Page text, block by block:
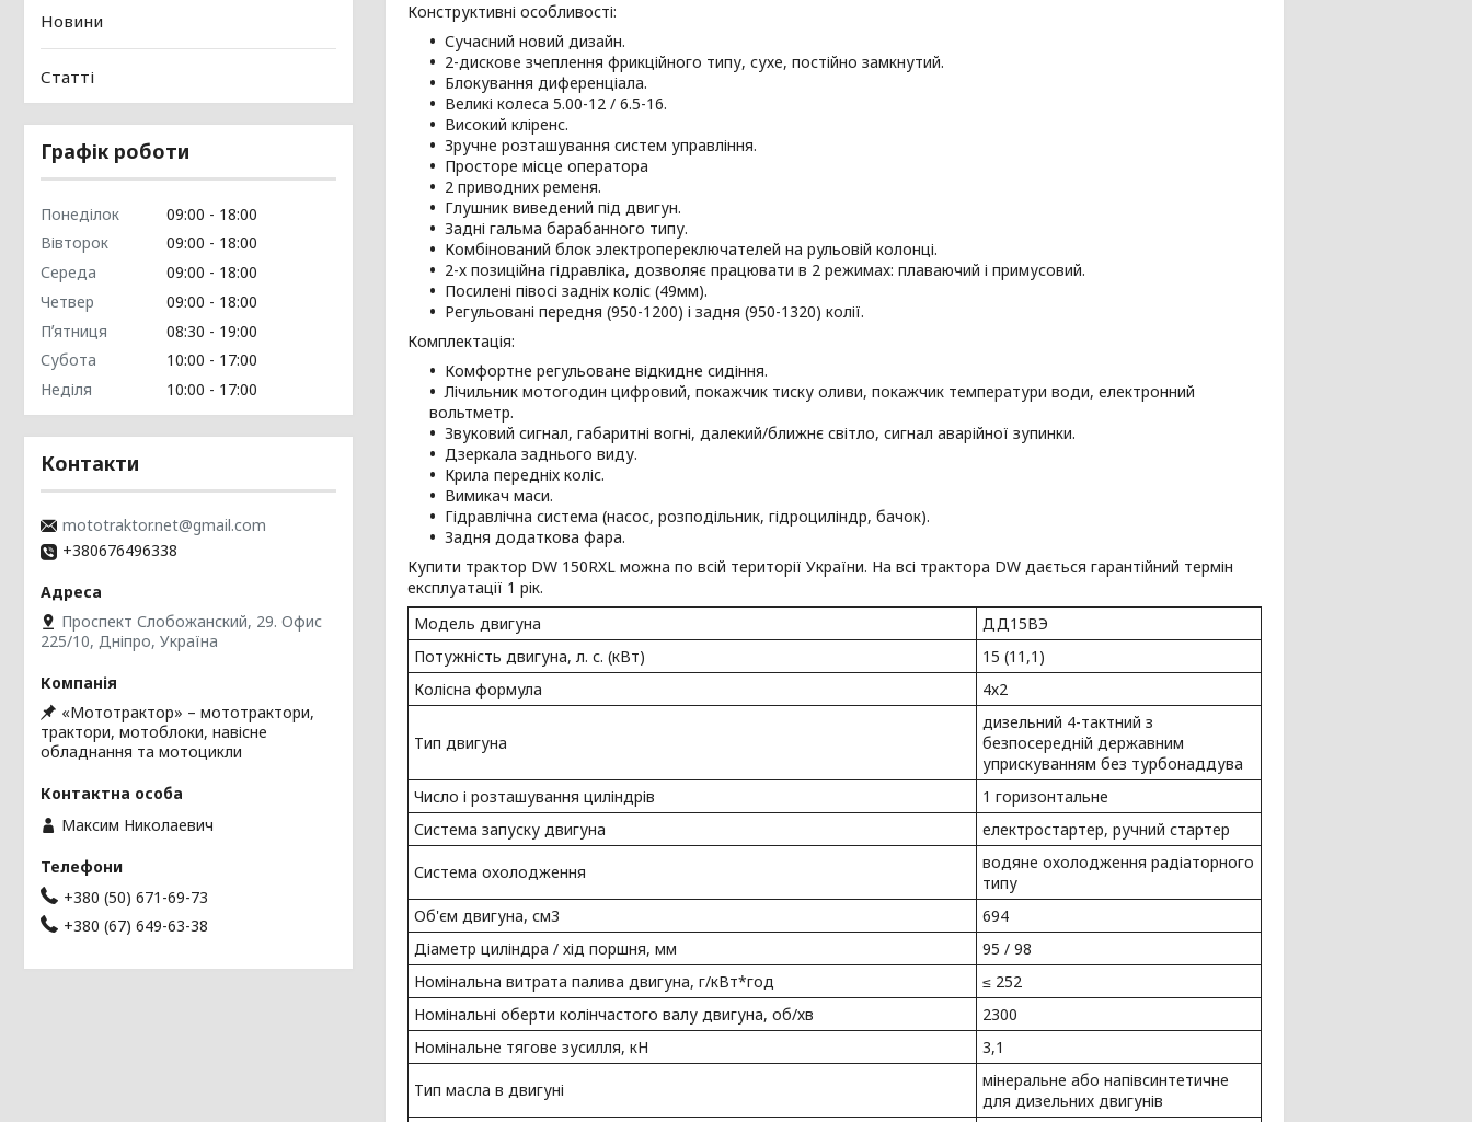
Конструктивні особливості:
Сучасний новий дизайн.
2-дискове зчеплення фрикційного типу, сухе, постійно замкнутий.
Блокування диференціала.
Великі колеса 5.00-12 / 6.5-16.
Високий кліренс.
Зручне розташування систем управління.
Просторе місце оператора
2 приводних ременя.
Глушник виведений під двигун.
Задні гальма барабанного типу.
Комбінований блок электропереключателей на рульовій колонці.
2-х позиційна гідравліка, дозволяє працювати в 2 режимах: плаваючий і примусовий.
Посилені півосі задніх коліс (49мм).
Регульовані передня (950-1200) і задня (950-1320) колії.
Комплектація:
Комфортне регульоване відкидне сидіння.
Лічильник мотогодин цифровий, покажчик тиску оливи, покажчик температури води, електронний
вольтметр.
Звуковий сигнал, габаритні вогні, далекий/ближнє світло, сигнал аварійної зупинки.
Дзеркала заднього виду.
Крила передніх коліс.
Вимикач маси.
Гідравлічна система (насос, розподільник, гідроциліндр, бачок).
Задня додаткова фара.
Купити трактор DW 150RXL можна по всій території України. На всі трактора DW дається гарантійний термін
експлуатації 1 рік.
Модель двигуна
ДД15ВЭ
Потужність двигуна, л. с. (кВт)
15 (11,1)
Колісна формула
4х2
Тип двигуна
дизельний 4-тактний з
безпосередній державним
уприскуванням без турбонаддува
Число і розташування циліндрів
1 горизонтальне
Система запуску двигуна
електростартер, ручний стартер
Система охолодження
водяне охолодження радіаторного
типу
Об'єм двигуна, см3
694
Діаметр циліндра / хід поршня, мм
95 / 98
Номінальна витрата палива двигуна, г/кВт*год
≤ 252
Номінальні оберти колінчастого валу двигуна, об/хв
2300
Номінальне тягове зусилля, кН
3,1
Тип масла в двигуні
мінеральне або напівсинтетичне
для дизельних двигунів
Новини
Статті
Графік роботи
Понеділок 09:00
18:00
Вівторок
09:00
18:00
Середа
09:00
18:00
Четвер
09:00
18:00
Пʼятниця
08:30
19:00
Субота
10:00
17:00
Неділя
10:00 17:00
Контакти
mototraktor.net@gmail.com
+380676496338
Проспект Слобожанский, 29. Офис
225/10, Дніпро, Україна
«Мототрактор» – мототрактори,
трактори, мотоблоки, навісне
обладнання та мотоцикли
Максим Николаевич
+380 (50) 671-69-73
+380 (67) 649-63-38